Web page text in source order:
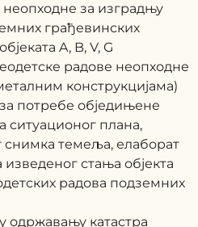
неопходне за изградњу
грађевинских
A, B, V, G
радове неопходне
конструкцијама)
потребе обједињене
ситуационог плана,
снимка темеља, елаборат
изведеног стања објекта
радова подземних
одржавању катастра